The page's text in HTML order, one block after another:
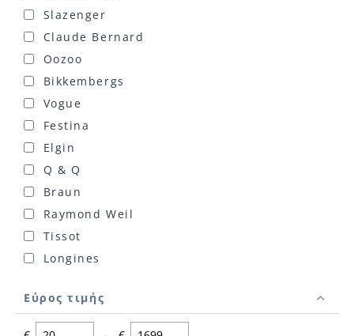
Slazenger
Claude Bernard
Oozoo
Bikkembergs
Vogue
Festina
Elgin
Q & Q
Braun
Raymond Weil
Tissot
Longines
Εύρος τιμής